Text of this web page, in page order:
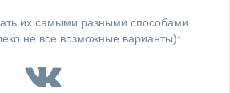
их самыми разными способами.
не все возможные варианты):